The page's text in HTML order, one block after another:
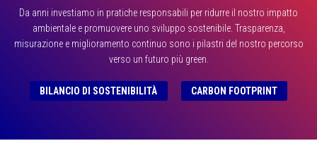
Da anni investiamo in pratiche responsabili per ridurre il nostro impatto
ambientale e promuovere uno sviluppo sostenibile. Trasparenza,
misurazione e miglioramento continuo sono i pilastri del nostro percorso
verso un futuro più green.
BILANCIO DI SOSTENIBILITÀ CARBON FOOTPRINT